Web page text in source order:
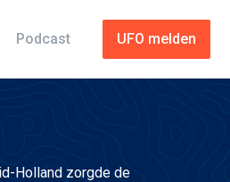
UFO melden
Podcast
Holland zorgde de